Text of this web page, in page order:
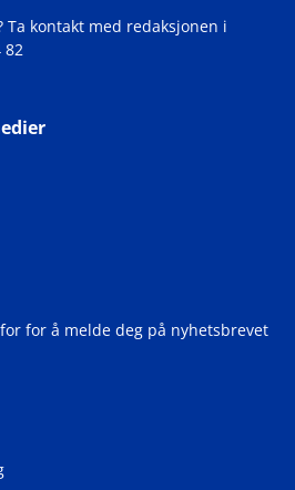
kontakt med redaksjonen i
82
for å melde deg på nyhetsbrevet